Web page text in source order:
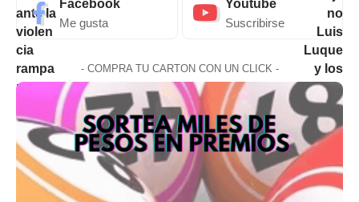
Facebook
Me gusta
Youtube
Suscribirse
- COMPRA TU CARTON CON UN CLICK -